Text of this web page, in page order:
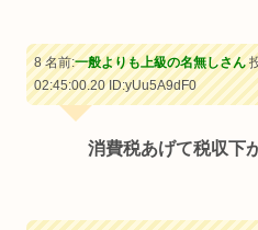
8 名前:一般よりも上級の名無しさん
02:45:00.20ID:yUu5A9dF0
消費税あげて税収下